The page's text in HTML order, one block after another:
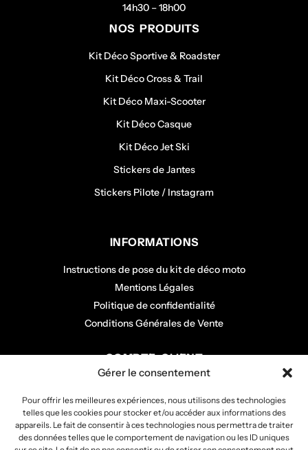
Gérer le consentement
Pour offrir les meilleures expériences, nous utilisons des technologies
telles que les cookies pour stocker et/ou accéder aux informations des
appareils. Le fait de consentir à ces technologies nous permettra de traiter
des données telles que le comportement de navigation ou les ID uniques
14h30 – 18h00
NOS PRODUITS
Kit Déco Sportive & Roadster
Kit Déco Cross & Trail
Kit Déco Maxi-Scooter
Kit Déco Casque
Kit Déco Jet Ski
Stickers de Jantes
Stickers Pilote / Instagram
INFORMATIONS
Instructions de pose du kit de déco moto
Mentions Légales
Politique de confidentialité
Conditions Générales de Vente
COMPTE CLIENT
Mon compte
Mes commandes